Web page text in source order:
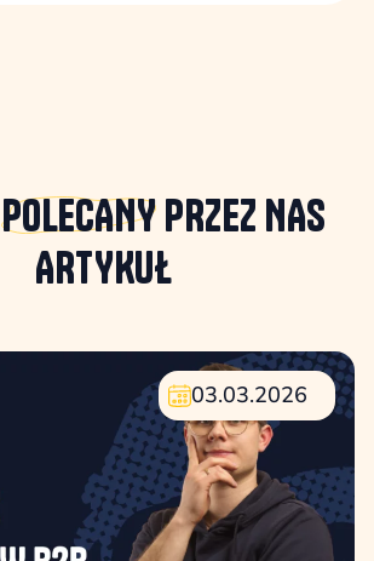
POLECANYPRZEZ NAS
ARTYKUŁ
03.03.2026